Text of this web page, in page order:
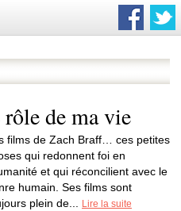
de ma vie
films de Zach Braff… ces petites
qui redonnent foi en
et qui réconcilient avec le
humain. Ses films sont
plein de...
Lire la suite